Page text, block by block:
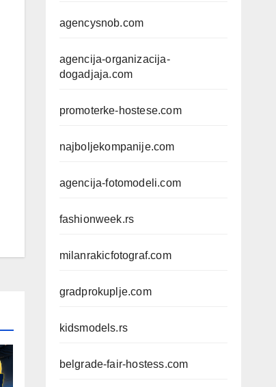
agencysnob.com
agencija-organizacija-
dogadjaja.com
promoterke-hostese.com
najboljekompanije.com
agencija-fotomodeli.com
fashionweek.rs
milanrakicfotograf.com
gradprokuplje.com
kidsmodels.rs
belgrade-fair-hostess.com